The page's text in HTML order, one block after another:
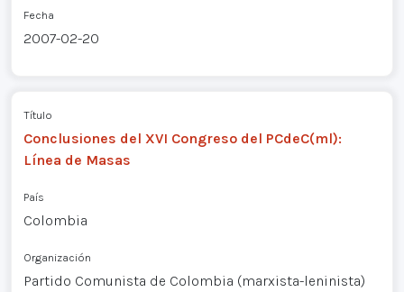
Fecha
2007-02-20
Título
Conclusiones del XVI Congreso del PCdeC(ml):
Línea de Masas
País
Colombia
Organización
Partido Comunista de Colombia (marxista-leninista)